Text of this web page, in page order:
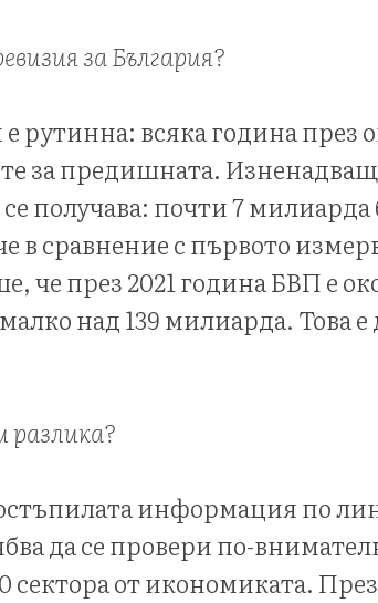
за България?
е рутинна: всяка година през
за предишната.
получава: почти 7 милиарда
в сравнение с първото
че през 2021 година БВП е
над 139 милиарда. Това
разлика?
информация по
да се провери по-
сектора от икономиката.